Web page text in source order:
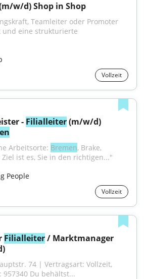
w/d) Shop in Shop
Teamleiter oder Promoter
und eine strukturierte
Vollzeit
- Filialleiter (m/w/d)
Arbeitsorte: Bremen, Brake,
ist es, Sie in den richtigen..."
People
Vollzeit
Filialleiter / Marktmanager
74 | Vertragsart: Vollzeit,
Du behältst...